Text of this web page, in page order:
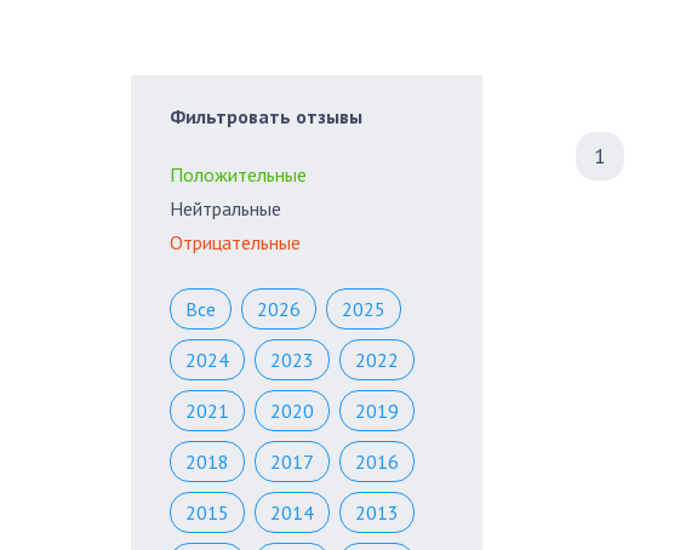
1
Фильтровать отзывы
Положительные
Нейтральные
Отрицательные
Все 2026 2025
2024 2023 2022
2021 2020 2019
2018 2017 2016
2015 2014 2013